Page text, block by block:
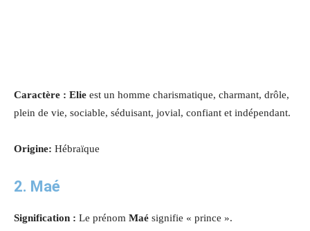
Caractère : Elie est un homme charismatique, charmant, drôle,
plein de vie, sociable, séduisant, jovial, confiant et indépendant.
Origine: Hébraïque
2. Maé
Signification : Le prénom Maé signifie « prince ».